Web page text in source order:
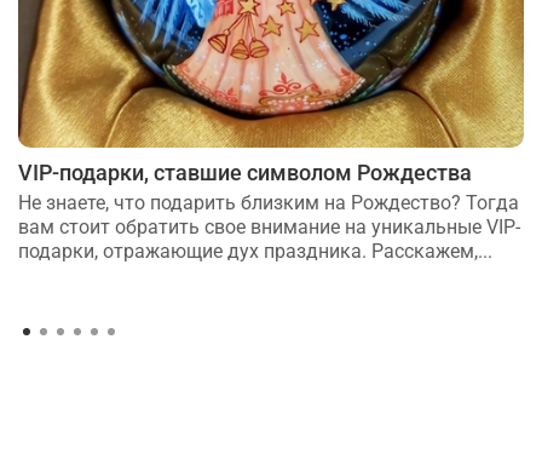
VIP-подарки, ставшие символом Рождества
Не знаете, что подарить близким на Рождество? Тогда
вам стоит обратить свое внимание на уникальные VIP-
подарки, отражающие дух праздника. Расскажем,...